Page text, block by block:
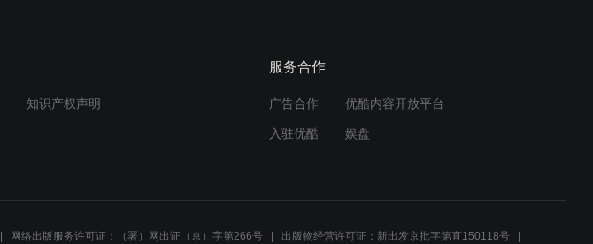
知识产权声明
服务合作
广告合作 优酷内容开放平台
入驻优酷 娱盘
网络出版服务许可证：（署）网出证（京）字第266号 出版物经营许可证：新出发京批字第直150118号